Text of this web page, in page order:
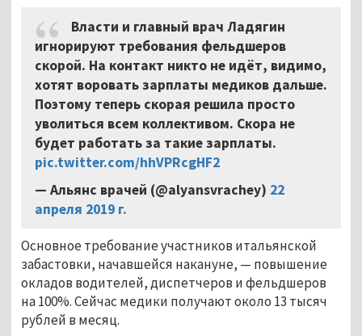
Власти и главный врач Ладягин
игнорируют требования фельдшеров
скорой. На контакт никто не идёт, видимо,
хотят воровать зарплаты медиков дальше.
Поэтому теперь скорая решила просто
уволиться всем коллективом. Скора не
будет работать за такие зарплаты.
pic.twitter.com/hhVPRcgHF2
— Альянс врачей (@alyansvrachey) 22
апреля 2019 г.
Основное требование участников итальянской
забастовки, начавшейся накануне, — повышение
окладов водителей, диспетчеров и фельдшеров
на 100%. Сейчас медики получают около 13 тысяч
рублей в месяц.